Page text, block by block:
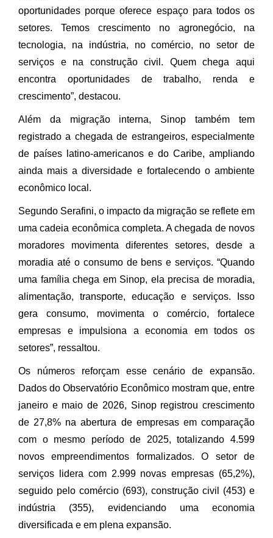
oportunidades porque oferece espaço para todos os
setores. Temos crescimento no agronegócio, na
tecnologia, na indústria, no comércio, no setor de
serviços e na construção civil. Quem chega aqui
encontra oportunidades de trabalho, renda e
crescimento”, destacou.
Além da migração interna, Sinop também tem
registrado a chegada de estrangeiros, especialmente
de países latino-americanos e do Caribe, ampliando
ainda mais a diversidade e fortalecendo o ambiente
econômico local.
Segundo Serafini, o impacto da migração se reflete em
uma cadeia econômica completa. A chegada de novos
moradores movimenta diferentes setores, desde a
moradia até o consumo de bens e serviços. “Quando
uma família chega em Sinop, ela precisa de moradia,
alimentação, transporte, educação e serviços. Isso
gera consumo, movimenta o comércio, fortalece
empresas e impulsiona a economia em todos os
setores”, ressaltou.
Os números reforçam esse cenário de expansão.
Dados do Observatório Econômico mostram que, entre
janeiro e maio de 2026, Sinop registrou crescimento
de 27,8% na abertura de empresas em comparação
com o mesmo período de 2025, totalizando 4.599
novos empreendimentos formalizados. O setor de
serviços lidera com 2.999 novas empresas (65,2%),
seguido pelo comércio (693), construção civil (453) e
indústria (355), evidenciando uma economia
diversificada e em plena expansão.